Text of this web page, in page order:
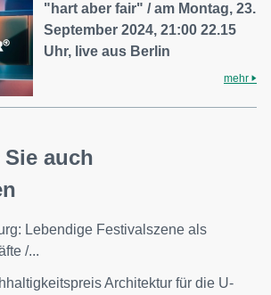
"hart aber fair" / am Montag, 23.
September 2024, 21:00 22.15
Uhr, live aus Berlin
mehr
auch
Lebendige Festivalszene als
/...
Architektur für die U-